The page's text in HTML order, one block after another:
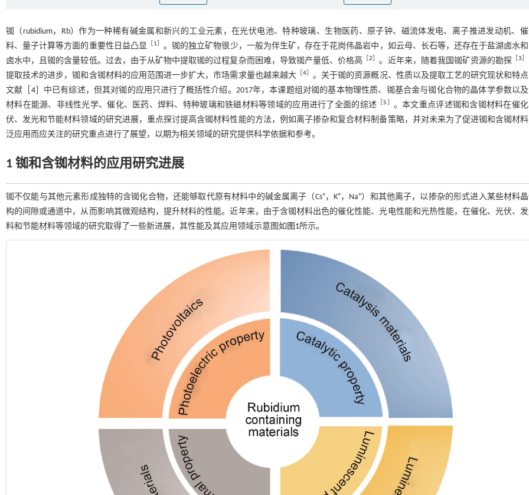
铷（rubidium，Rb）作为一种稀有碱金属和新兴的工业元素，在光伏电池、特种玻璃、生物医药、原子钟、磁流体发电、离子推进发动机、
料、量子计算等方面的重要性日益凸显
1
。铷的独立矿物很少，一般为伴生矿，存在于花岗伟晶岩中，如云母、长石等，还存在于盐湖卤水
卤水中，且铷的含量较低。过去，由于从矿物中提取铷的过程复杂而困难，导致铷产量低、价格高
［2 。近年来，随着我国铷矿资源的勘探 ［3
提取技术的进步，铷和含铷材料的应用范围进一步扩大，市场需求量也越来越大［ 4］ 。关于铷的资源概况、性质以及提取工艺的研究现状和特
文献［ 4］中已有综述，但其对铷的应用只进行了概括性介绍。2017年，本课题组对铷的基本物理性质、铷基合金与铷化合物的晶体学参数以
材料在能源、非线性光学、催化、医药、焊料、特种玻璃和铁磁材料等领域的应用进行了全面的综述 ［5
。本文重点评述铷和含铷材料在催
伏、发光和节能材料领域的研究进展，重点探讨提高含铷材料性能的方法，例如离子掺杂和复合材料制备策略，并对未来为了促进铷和含铷材
泛应用而应关注的研究重点进行了展望，以期为相关领域的研究提供科学依据和参考。
1 铷和含铷材料的应用研究进展
铷不仅能与其他元素形成独特的含铷化合物，还能够取代原有材料中的碱金属离子（Cs+，K+，Na+）和其他离子，以掺杂的形式进入某些材料
构的间隙或通道中，从而影响其微观结构，提升材料的性能。近年来，由于含铷材料出色的催化性能、光电性能和光热性能，在催化、光伏、
料和节能材料等领域的研究取得了一些新进展，其性能及其应用领域示意图如 图1所示。